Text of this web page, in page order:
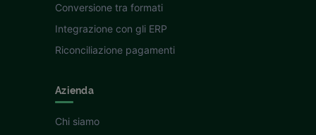
Conversione tra formati
Integrazione con gli ERP
Riconciliazione pagamenti
Azienda
Chi siamo